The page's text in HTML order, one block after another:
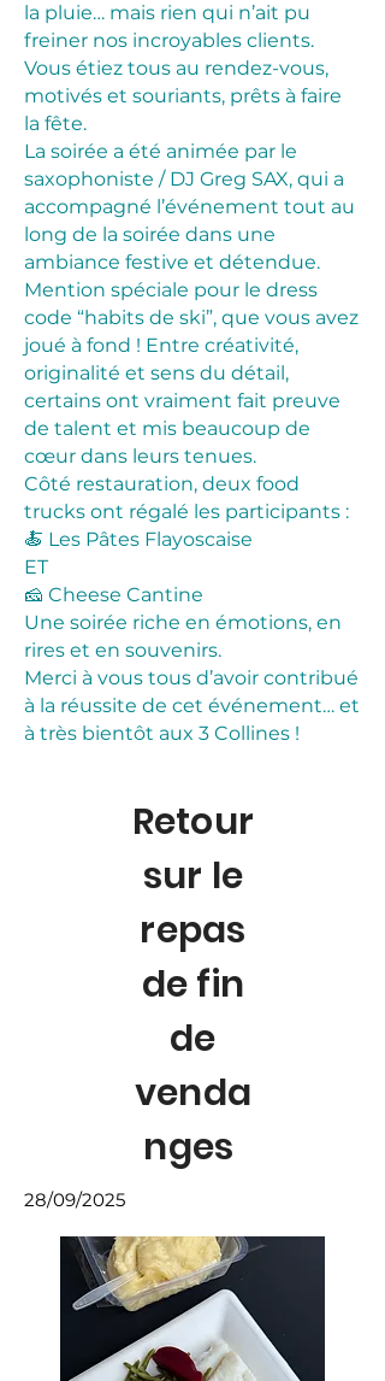
la pluie… mais rien qui n’ait pu
freiner nos incroyables clients.
Vous étiez tous au rendez-vous,
motivés et souriants, prêts à faire
la fête.
La soirée a été animée par le
saxophoniste / DJ Greg SAX, qui a
accompagné l’événement tout au
long de la soirée dans une
ambiance festive et détendue.
Mention spéciale pour le dress
code “habits de ski”, que vous avez
joué à fond ! Entre créativité,
originalité et sens du détail,
certains ont vraiment fait preuve
de talent et mis beaucoup de
cœur dans leurs tenues.
Côté restauration, deux food
trucks ont régalé les participants :
🍝 Les Pâtes Flayoscaise
ET
🧀 Cheese Cantine
Une soirée riche en émotions, en
rires et en souvenirs.
Merci à vous tous d’avoir contribué
à la réussite de cet événement… et
à très bientôt aux 3 Collines !
Retour
sur le
repas
de fin
de
venda
nges
28/09/2025